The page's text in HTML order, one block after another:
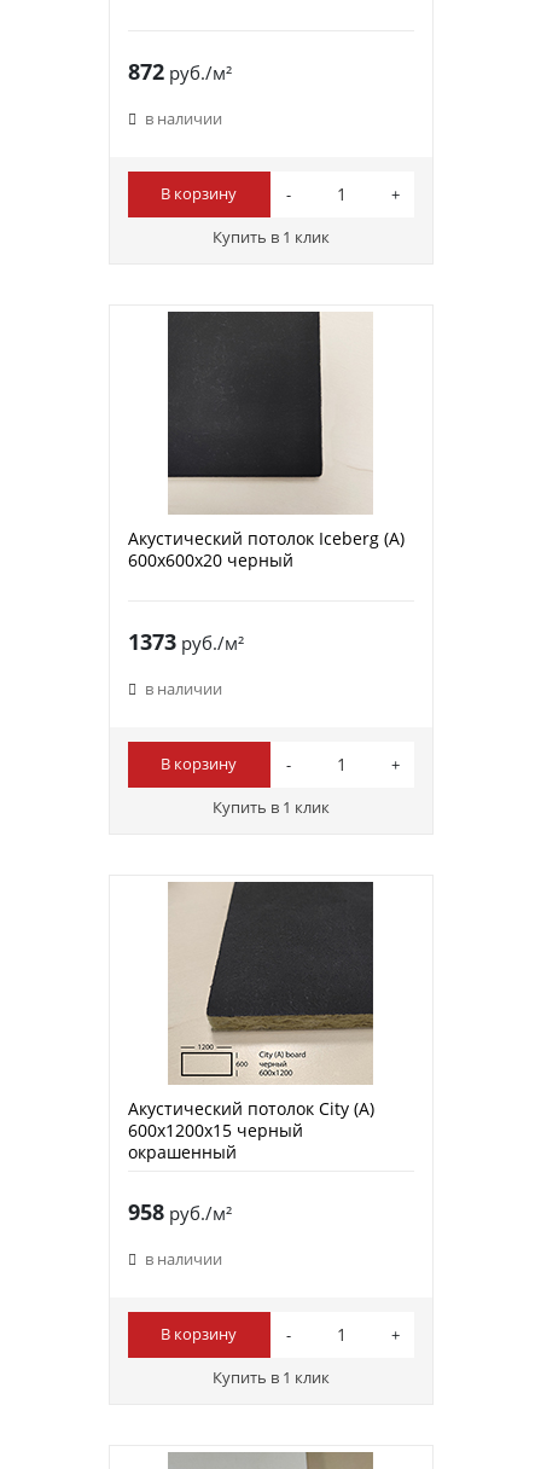
872руб./м²
в наличии
В корзину
Купить в 1 клик
Акустический потолок Iceberg (A)
600х600х20 черный
1373руб./м²
в наличии
В корзину
Купить в 1 клик
Акустический потолок City (A)
600х1200х15 черный
окрашенный
958руб./м²
в наличии
В корзину
Купить в 1 клик